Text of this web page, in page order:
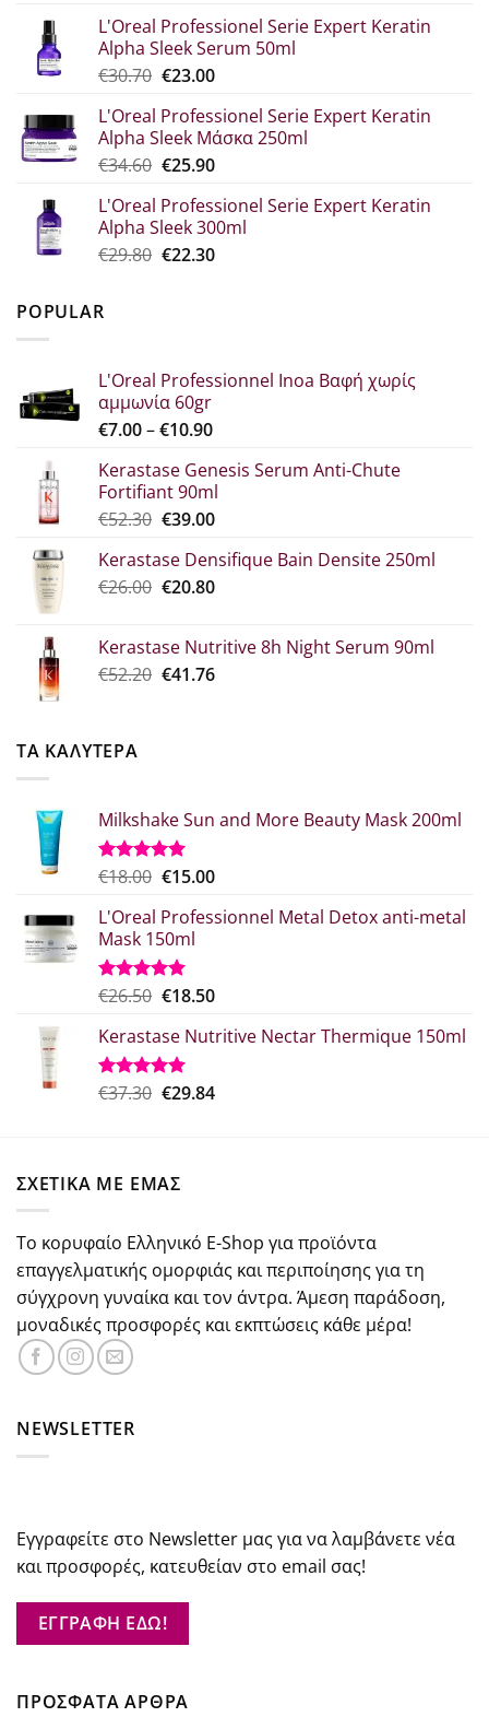
was:
€44.80.
τιμή
είναι:
€33.60.
L'Oreal Professionel Serie Expert Keratin
Alpha Sleek Serum 50ml
€30.70 Original
was:
€30.70.
€23.00Η
τιμή
είναι:
€23.00.
L'Oreal Professionel Serie Expert Keratin
Alpha Sleek Μάσκα 250ml
€34.60 Original
was:
€34.60.
€25.90Η
τιμή
είναι:
€25.90.
L'Oreal Professionel Serie Expert Keratin
Alpha Sleek 300ml
€29.80 Original
€22.30Η
POPULAR
L'Oreal Professionnel Inoa Βαφή χωρίς
αμμωνία 60gr
€7.00–€10.90Price
€7.00
through
€10.90
Kerastase Genesis Serum Anti-Chute
Fortifiant 90ml
€52.30 Original
was:
€52.30.
€39.00Η
τιμή
είναι:
Kerastase Densifique Bain Densite 250ml
€26.00 Original
€26.00.
€20.80Η
είναι:
€20.80.
Kerastase Nutritive 8h Night Serum 90ml
€52.20 Original
€41.76Η
ΤΑ ΚΑΛΥΤΕΡΑ
Milkshake Sun and More Beauty Mask 200ml
Βαθμολογήθηκε
από 5
€18.00 Original
was:
€18.00.
€15.00Η
τιμή
L'Oreal Professionnel Metal Detox anti-metal
Mask 150ml
Βαθμολογήθηκε
από 5
€26.50 Original
was:
€26.50.
€18.50Η
τιμή
€18.50.
Kerastase Nutritive Nectar Thermique 150ml
Βαθμολογήθηκε
€37.30 Original
€29.84Η
ΣΧΕΤΙΚΑ ΜΕ ΕΜΑΣ
Το κορυφαίο Ελληνικό E-Shop για προϊόντα
επαγγελματικής ομορφιάς και περιποίησης για τη
σύγχρονη γυναίκα και τον άντρα. Άμεση παράδοση,
μοναδικές προσφορές και εκπτώσεις κάθε μέρα!
NEWSLETTER
Εγγραφείτε στο Newsletter μας για να λαμβάνετε νέα
και προσφορές, κατευθείαν στο email σας!
ΕΓΓΡΑΦΗ ΕΔΩ!
ΠΡΟΣΦΑΤΑ ΑΡΘΡΑ